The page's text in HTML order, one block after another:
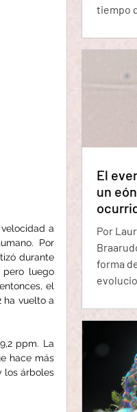
a
Por
durante
pero luego
el
ha vuelto a
ppm. La
hace más
los árboles
tiempo
un
dice
El
un
Por
forma
Un
tres
Tierra
Una
con él